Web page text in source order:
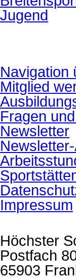
Jugend
Navigation
Mitglied
Fragen
Newsletter
Impressum
Höchster
Postfach
65903